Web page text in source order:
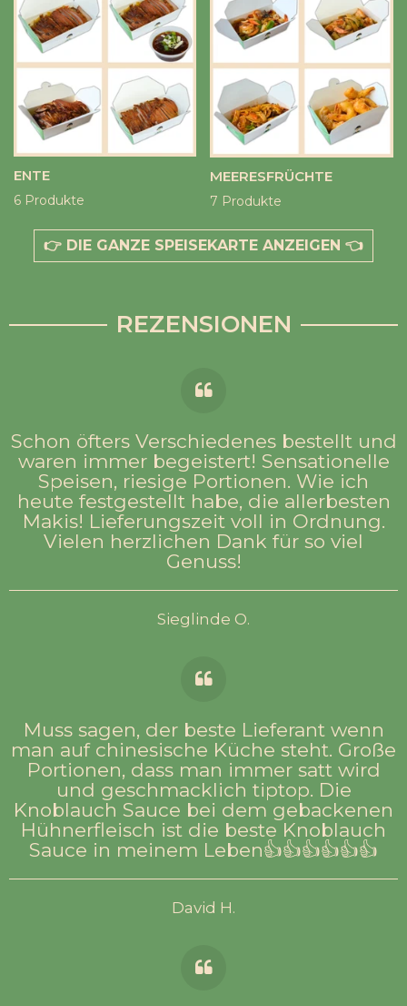
ENTE
6 Produkte
MEERESFRÜCHTE
7 Produkte
👉 DIE GANZE SPEISEKARTE ANZEIGEN 👈
REZENSIONEN
Schon öfters Verschiedenes bestellt und
waren immer begeistert! Sensationelle
Speisen, riesige Portionen. Wie ich
heute festgestellt habe, die allerbesten
Makis! Lieferungszeit voll in Ordnung.
Vielen herzlichen Dank für so viel
Genuss!
Sieglinde O.
Muss sagen, der beste Lieferant wenn
man auf chinesische Küche steht. Große
Portionen, dass man immer satt wird
und geschmacklich tiptop. Die
Knoblauch Sauce bei dem gebackenen
Hühnerfleisch ist die beste Knoblauch
Sauce in meinem Leben👍👍👍👍👍👍
David H.